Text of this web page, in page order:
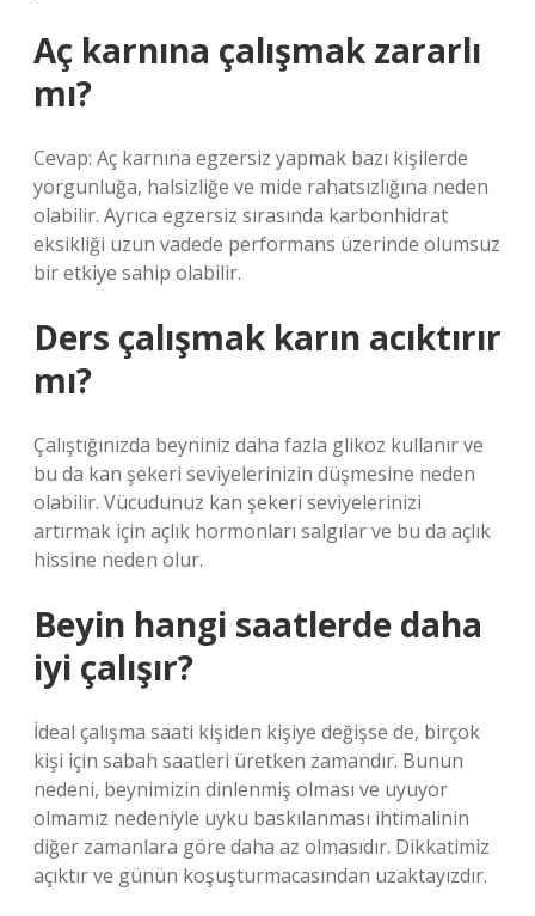
Aç karnına çalışmak zararlı
mı?
Cevap: Aç karnına egzersiz yapmak bazı kişilerde
yorgunluğa, halsizliğe ve mide rahatsızlığına neden
olabilir. Ayrıca egzersiz sırasında karbonhidrat
eksikliği uzun vadede performans üzerinde olumsuz
bir etkiye sahip olabilir.
Ders çalışmak karın acıktırır
mı?
Çalıştığınızda beyniniz daha fazla glikoz kullanır ve
bu da kan şekeri seviyelerinizin düşmesine neden
olabilir. Vücudunuz kan şekeri seviyelerinizi
artırmak için açlık hormonları salgılar ve bu da açlık
hissine neden olur.
Beyin hangi saatlerde daha
iyi çalışır?
İdeal çalışma saati kişiden kişiye değişse de, birçok
kişi için sabah saatleri üretken zamandır. Bunun
nedeni, beynimizin dinlenmiş olması ve uyuyor
olmamız nedeniyle uyku baskılanması ihtimalinin
diğer zamanlara göre daha az olmasıdır. Dikkatimiz
açıktır ve günün koşuşturmacasından uzaktayızdır.